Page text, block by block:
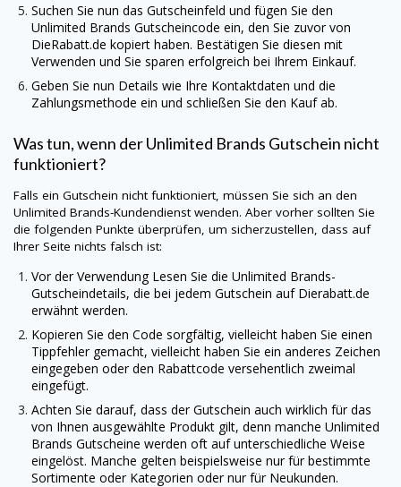
Suchen Sie nun das Gutscheinfeld und fügen Sie den
Unlimited Brands Gutscheincode ein, den Sie zuvor von
DieRabatt.de kopiert haben. Bestätigen Sie diesen mit
Verwenden und Sie sparen erfolgreich bei Ihrem Einkauf.
Geben Sie nun Details wie Ihre Kontaktdaten und die
Zahlungsmethode ein und schließen Sie den Kauf ab.
Was tun, wenn derUnlimited Brands Gutschein nicht
funktioniert?
Falls ein Gutschein nicht funktioniert, müssen Sie sich an den
Unlimited Brands-Kundendienst wenden. Aber vorher sollten Sie
die folgenden Punkte überprüfen, um sicherzustellen, dass auf
Ihrer Seite nichts falsch ist:
Vor der Verwendung Lesen Sie die Unlimited Brands-
Gutscheindetails, die bei jedem Gutschein auf Dierabatt.de
erwähnt werden.
Kopieren Sie den Code sorgfältig, vielleicht haben Sie einen
Tippfehler gemacht, vielleicht haben Sie ein anderes Zeichen
eingegeben oder den Rabattcode versehentlich zweimal
eingefügt.
Achten Sie darauf, dass der Gutschein auch wirklich für das
von Ihnen ausgewählte Produkt gilt, denn manche Unlimited
Brands Gutscheine werden oft auf unterschiedliche Weise
eingelöst. Manche gelten beispielsweise nur für bestimmte
Sortimente oder Kategorien oder nur für Neukunden.